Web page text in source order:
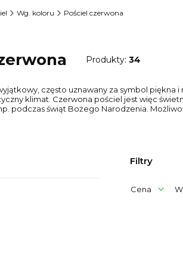
Wg. koloru Pościel czerwona
Produkty: 34
często uznawany za symbol piękna
klimat. Czerwona pościel jest więc
podczas świąt Bożego Narodzenia.
140x200
150x200
Filtry
Cena